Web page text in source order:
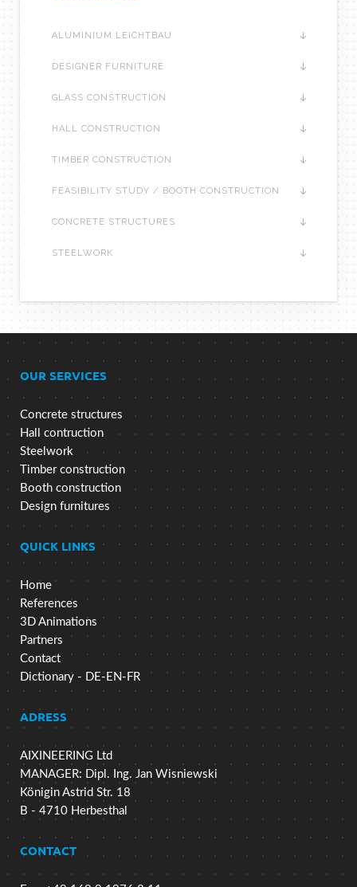
ALUMINIUM LEICHTBAU
DESIGNER FURNITURE
GLASS CONSTRUCTION
HALL CONSTRUCTION
TIMBER CONSTRUCTION
FEASIBILITY STUDY / BOOTH CONSTRUCTION
CONCRETE STRUCTURES
STEELWORK
OUR SERVICES
Concrete structures
Hall contruction
Steelwork
Timber construction
Booth construction
Design furnitures
QUICK LINKS
Home
References
3D Animations
Partners
Contact
Dictionary - DE-EN-FR
ADRESS
AIXINEERING Ltd
MANAGER: Dipl. Ing. Jan Wisniewski
Königin Astrid Str. 18
B - 4710 Herbesthal
CONTACT